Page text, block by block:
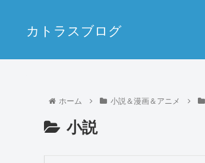
カトラスブログ
ホーム 小説＆漫画＆アニメ
小説